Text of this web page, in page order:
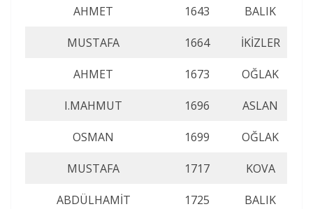
AHMET 1643 BALIK
MUSTAFA 1664 İKİZLER
AHMET 1673 OĞLAK
I.MAHMUT 1696 ASLAN
OSMAN 1699 OĞLAK
MUSTAFA 1717 KOVA
ABDÜLHAMİT 1725 BALIK